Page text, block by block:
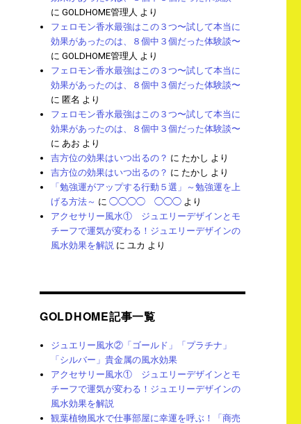
にGOLDHOME管理人 より
フェロモン香水最強はこの３つ〜試して本当に
効果があったのは、８個中３個だった体験談〜
にGOLDHOME管理人 より
フェロモン香水最強はこの３つ〜試して本当に
効果があったのは、８個中３個だった体験談〜
に 匿名 より
フェロモン香水最強はこの３つ〜試して本当に
効果があったのは、８個中３個だった体験談〜
に あお より
吉方位の効果はいつ出るの？ に たかし より
吉方位の効果はいつ出るの？ に たかし より
「勉強運がアップする行動５選」～勉強運を上
げる方法～ に◯◯◯◯ ◯◯◯ より
アクセサリー風水① ジュエリーデザインとモ
チーフで運気が変わる！ジュエリーデザインの
風水効果を解説 に ユカ より
GOLDHOME記事一覧
ジュエリー風水②「ゴールド」「プラチナ」
「シルバー」貴金属の風水効果
アクセサリー風水① ジュエリーデザインとモ
チーフで運気が変わる！ジュエリーデザインの
風水効果を解説
観葉植物風水で仕事部屋に幸運を呼ぶ！「商売